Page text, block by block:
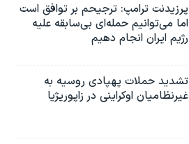
پرزیدنت ترامپ: ترجیحم بر توافق است
اما می‌توانیم حمله‌ای بی‌سابقه علیه
رژیم ایران انجام دهیم
تشدید حملات پهپادی روسیه به
غیرنظامیان اوکراینی در زاپوریژیا